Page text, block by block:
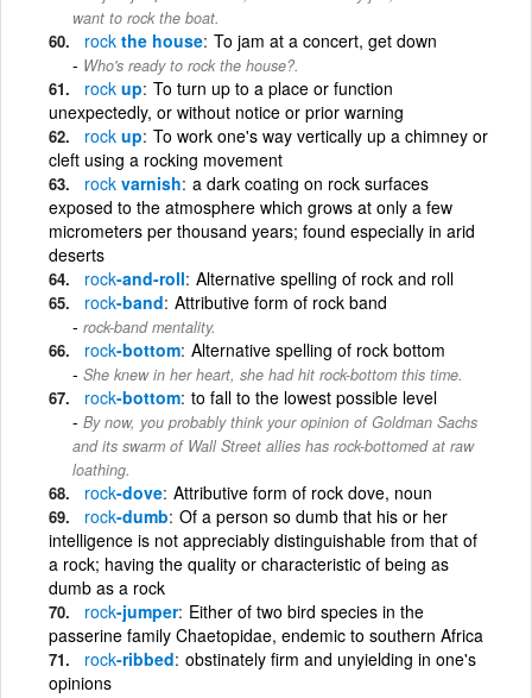
want to rock the boat.
rock the house To jam at a concert, get down
Who's ready to rock the house?.
rock up To turn up to a place or function
unexpectedly, or without notice or prior warning
rock up To work one's way vertically up a chimney or
cleft using a rocking movement
rock varnish a dark coating on rock surfaces
exposed to the atmosphere which grows at only a few
micrometers per thousand years; found especially in arid
deserts
rock-and-roll Alternative spelling of rock and roll
rock-band Attributive form of rock band
rock-band mentality.
rock-bottom Alternative spelling of rock bottom
She knew in her heart, she had hit rock-bottom this time.
rock-bottom to fall to the lowest possible level
By now, you probably think your opinion of Goldman Sachs
and its swarm of Wall Street allies has rock-bottomed at raw
loathing.
rock-dove Attributive form of rock dove, noun
rock-dumb Of a person so dumb that his or her
intelligence is not appreciably distinguishable from that of
a rock; having the quality or characteristic of being as
dumb as a rock
rock-jumper Either of two bird species in the
passerine family Chaetopidae, endemic to southern Africa
rock-ribbed obstinately firm and unyielding in one's
opinions